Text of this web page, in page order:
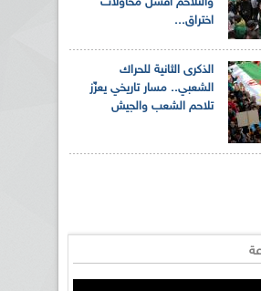
اختراق...
الذكرى الثانية للحراك
الشعبي.. مسار تاريخي يعزّز
تلاحم الشعب والجيش